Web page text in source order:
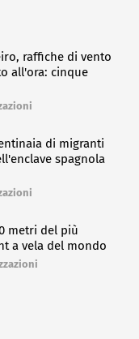
raffiche di vento
all'ora: cinque
di migranti
spagnola
metri del più
a vela del mondo